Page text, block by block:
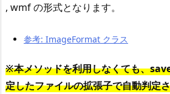
, wmf の形式となります。
参考: ImageFormat クラス
※本メソッドを利用しなくても、
定したファイルの拡張子で自動判定